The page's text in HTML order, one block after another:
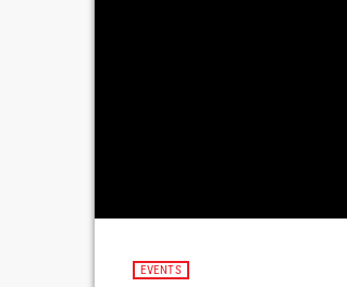
EVENTS